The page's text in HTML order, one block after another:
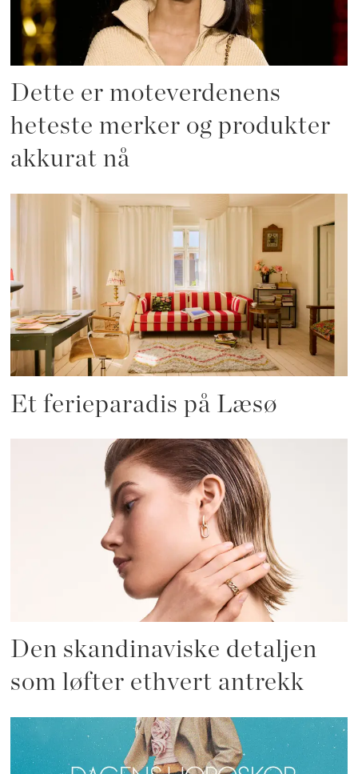
Dette er moteverdenens
heteste merker og produkter
akkurat nå
Et ferieparadis på Læsø
Den skandinaviske detaljen
som løfter ethvert antrekk